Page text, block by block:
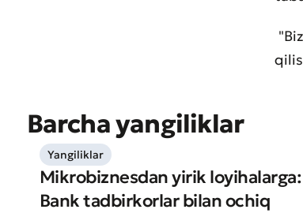
Barcha yangiliklar
Yangiliklar
Mikrobiznesdan yirik loyihalarga:
Bank tadbirkorlar bilan ochiq